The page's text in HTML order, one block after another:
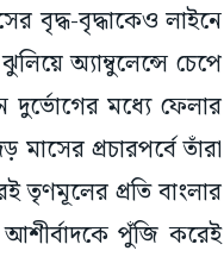
বৃদ্ধ-বৃদ্ধাকেও লাইনে
অ্যাম্বুলেন্সে চেপে
মধ্যে ফেলার
প্রচারপর্বে তাঁরা
তৃণমূলের প্রতি বাংলার
পুঁজি করেই